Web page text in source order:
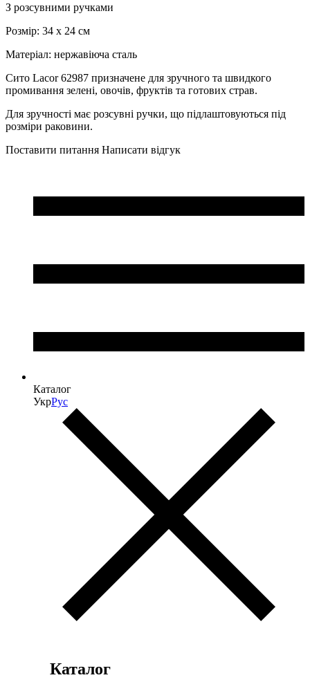
З розсувними ручками
Розмір: 34 х 24 см
Матеріал: нержавіюча сталь
Сито Lacor 62987 призначене для зручного та швидкого
промивання зелені, овочів, фруктів та готових страв.
Для зручності має розсувні ручки, що підлаштовуються під
розміри раковини.
Поставити питання Написати відгук
Каталог
УкрРус
Каталог